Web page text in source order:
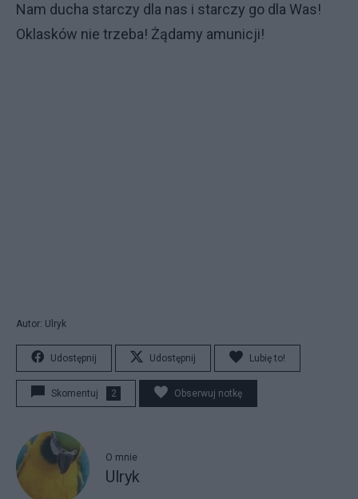
Nam ducha starczy dla nas i starczy go dla Was!
Oklasków nie trzeba! Żądamy amunicji!
Autor: Ulryk
Udostępnij Udostępnij Lubię to!
Skomentuj 2 Obserwuj notkę
O mnie
Ulryk